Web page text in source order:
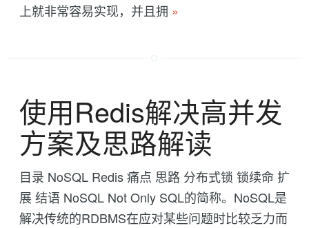
上就非常容易实现，并且拥 »
使用Redis解决高并发
方案及思路解读
目录 NoSQL Redis 痛点 思路 分布式锁 锁续命 扩
展 结语 NoSQL Not Only SQL的简称。NoSQL是
解决传统的RDBMS在应对某些问题时比较乏力而